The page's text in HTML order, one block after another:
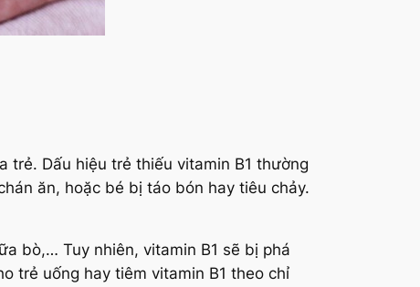
trẻ. Dấu hiệu trẻ thiếu vitamin B1 thường
ăn, hoặc bé bị táo bón hay tiêu chảy.
bò,… Tuy nhiên, vitamin B1 sẽ bị phá
trẻ uống hay tiêm vitamin B1 theo chỉ